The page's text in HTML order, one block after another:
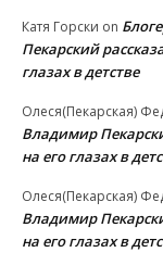
Катя Горски on
Пекарский
глазах в детстве
Олеся(Пекарская)
Владимир
на его глазах в
Олеся(Пекарская)
Владимир
на его глазах в